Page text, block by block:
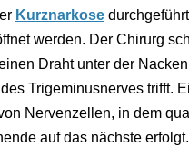
Kurznarkose
werden. Der Chirurg
Draht unter der
Trigeminusnerves trifft.
Nervenzellen, in dem
auf das nächste